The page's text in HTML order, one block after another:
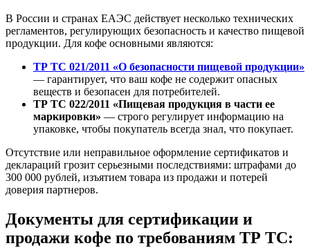
В России и странах ЕАЭС действует несколько технических
регламентов, регулирующих безопасность и качество пищевой
продукции. Для кофе основными являются:
ТР ТС 021/2011 «О безопасности пищевой продукции»
— гарантирует, что ваш кофе не содержит опасных
веществ и безопасен для потребителей.
ТР ТС 022/2011 «Пищевая продукция в части ее
маркировки» — строго регулирует информацию на
упаковке, чтобы покупатель всегда знал, что покупает.
Отсутствие или неправильное оформление сертификатов и
деклараций грозит серьезными последствиями: штрафами до
300 000 рублей, изъятием товара из продажи и потерей
доверия партнеров.
Документы для сертификации и
продажи кофе по требованиям ТР ТС: